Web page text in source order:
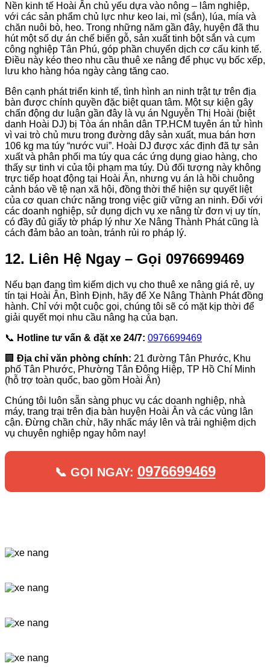
Nền kinh tế Hoài Ân chủ yếu dựa vào nông – lâm nghiệp,
với các sản phẩm chủ lực như keo lai, mì (sắn), lúa, mía và
chăn nuôi bò, heo. Trong những năm gần đây, huyện đã thu
hút một số dự án chế biến gỗ, sản xuất tinh bột sắn và cụm
công nghiệp Tân Phú, góp phần chuyển dịch cơ cấu kinh tế.
Điều này kéo theo nhu cầu thuê xe nâng để phục vụ bốc xếp,
lưu kho hàng hóa ngày càng tăng cao.
Bên cạnh phát triển kinh tế, tình hình an ninh trật tự trên địa
bàn được chính quyền đặc biệt quan tâm. Một sự kiện gây
chấn động dư luận gần đây là vụ án Nguyễn Thị Hoài (biệt
danh Hoài DJ) bị Tòa án nhân dân TP.HCM tuyên án tử hình
vì vai trò chủ mưu trong đường dây sản xuất, mua bán hơn
106 kg ma túy “nước vui”. Hoài DJ được xác định đã tự sản
xuất và phân phối ma túy qua các ứng dụng giao hàng, cho
thấy sự tinh vi của tội phạm ma túy. Dù đối tượng này không
trực tiếp hoạt động tại Hoài Ân, nhưng vụ án là hồi chuông
cảnh báo về tệ nạn xã hội, đồng thời thể hiện sự quyết liệt
của cơ quan chức năng trong việc giữ vững an ninh. Đối với
các doanh nghiệp, sử dụng dịch vụ xe nâng từ đơn vị uy tín,
có đầy đủ giấy tờ pháp lý như Xe Nâng Thành Phát cũng là
cách đảm bảo an toàn, tránh rủi ro pháp lý.
12. Liên Hệ Ngay – Gọi 0976699469
Nếu bạn đang tìm kiếm dịch vụ cho thuê xe nâng giá rẻ, uy
tín tại Hoài Ân, Bình Định, hãy để Xe Nâng Thành Phát đồng
hành. Chỉ với một cuộc gọi, chúng tôi sẽ có mặt kịp thời để
giải quyết mọi nhu cầu nâng hạ của bạn.
📞 Hotline tư vấn & đặt xe 24/7: 0976699469
🏢 Địa chỉ văn phòng chính: 21 đường Tân Phước, Khu
phố Tân Phước, Phường Tân Đông Hiệp, TP Hồ Chí Minh
(hỗ trợ toàn quốc, bao gồm Hoài Ân)
Chúng tôi luôn sẵn sàng phục vụ các doanh nghiệp, nhà
máy, trang trại trên địa bàn huyện Hoài Ân và các vùng lân
cận. Đừng chần chừ, hãy nhấc máy lên và trải nghiệm dịch
vụ chuyên nghiệp ngay hôm nay!
📞 GỌI NGAY: 0976699469